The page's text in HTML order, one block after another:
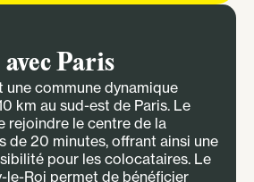
Paris
une commune dynamique
km au sud-est de Paris. Le
rejoindre le centre de la
de 20 minutes, offrant ainsi une
pour les colocataires. Le
le-Roi permet de bénéficier